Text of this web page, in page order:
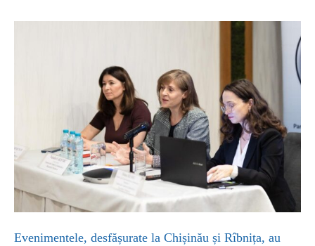
Evenimentele, desfășurate la Chișinău și Rîbnița, au